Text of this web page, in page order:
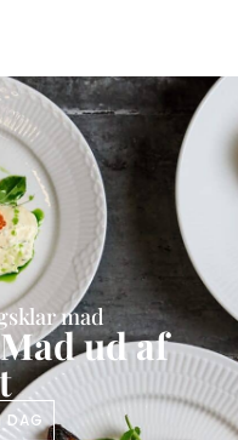
mad​
ud af
DAG